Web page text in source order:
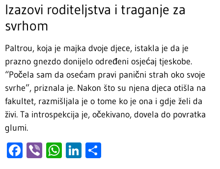
Izazovi roditeljstva i traganje za
svrhom
Paltrou, koja je majka dvoje djece, istakla je da je
prazno gnezdo donijelo određeni osjećaj tjeskobe.
“Počela sam da osećam pravi panični strah oko svoje
svrhe”, priznala je. Nakon što su njena djeca otišla na
fakultet, razmišljala je o tome ko je ona i gdje želi da
živi. Ta introspekcija je, očekivano, dovela do povratka
glumi.
Facebook
ViberWhatsApp
LinkedIn